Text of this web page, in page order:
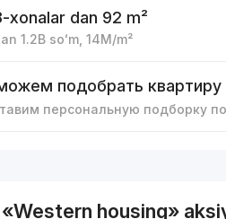
xonalar dan 92 m²
1.2B soʻm ,14M/m²
подобрать
персональную подборку
housing»